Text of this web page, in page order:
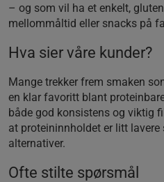
– og som vil ha et enkelt,
mellommåltid eller snacks på
Hva sier våre kunder?
Mange trekker frem smaken
en klar favoritt blant
både god konsistens og viktig
at proteininnholdet er litt
alternativer.
Ofte stilte spørsmål